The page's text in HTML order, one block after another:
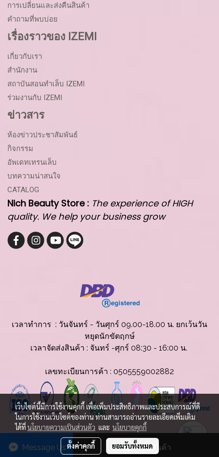
สั่งซื้อสินค้า
Message Us
การเปลี่ยนและส่งคืนสินค้า
คำถามที่พบบ่อย
เรื่องราวของ IZEMI
เกี่ยวกับเรา
สำนักงาน
สถาบันสอนทำเล็บ IZEMI
ร่วมงานกับ IZEMI
ข่าวสาร
ห้องข่าวประชาสัมพันธ์
กิจกรรม
อัพเดทเทรนเล็บ
บทความน่าสนใจ
CATALOG
Nich Beauty Store : The experience of HIGH
quality. We help your business grow
เวลาทำการ : วันจันทร์ - วันศุกร์ 09.00-18.00 น. ยกเว้นวัน
หยุดนักขัตฤกษ์
เวลาจัดส่งสินค้า : จันทร์ -ศุกร์ 08:30 - 16:00 น.
เลขทะเบียนการค้า : 0505559002882
© Copyright 2025 All Rights Reserved.
เว็บไซต์นี้มีการใช้งานคุกกี้ เพื่อเพิ่มประสิทธิภาพและประสบการณ์ที่ดี
ในการใช้งานเว็บไซต์ของท่าน ท่านสามารถอ่านรายละเอียดเพิ่มเติม
ได้ที่นโยบายความเป็นส่วนตัว และ นโยบายคุกกี้
ตั้งค่าคุกกี้ ยอมรับทั้งหมด